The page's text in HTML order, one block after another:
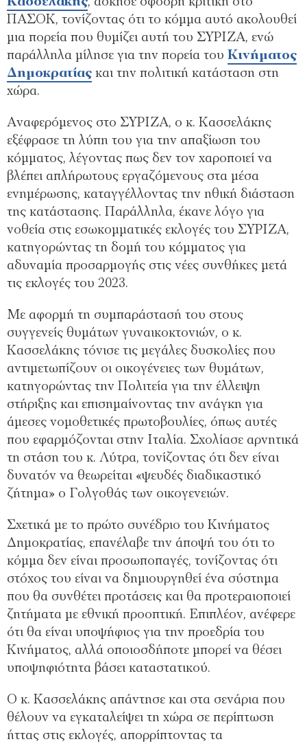
ΠΑΣΟΚ, τονίζοντας ότι το κόμμα αυτό ακολουθεί
μια πορεία που θυμίζει αυτή του ΣΥΡΙΖΑ, ενώ
παράλληλα μίλησε για την πορεία του Κινήματος
Δημοκρατίας και την πολιτική κατάσταση στη
χώρα.
Αναφερόμενος στο ΣΥΡΙΖΑ, ο κ. Κασσελάκης
εξέφρασε τη λύπη του για την απαξίωση του
κόμματος, λέγοντας πως δεν τον χαροποιεί να
βλέπει απλήρωτους εργαζόμενους στα μέσα
ενημέρωσης, καταγγέλλοντας την ηθική διάσταση
της κατάστασης. Παράλληλα, έκανε λόγο για
νοθεία στις εσωκομματικές εκλογές του ΣΥΡΙΖΑ,
κατηγορώντας τη δομή του κόμματος για
αδυναμία προσαρμογής στις νέες συνθήκες μετά
τις εκλογές του 2023.
Με αφορμή τη συμπαράστασή του στους
συγγενείς θυμάτων γυναικοκτονιών, ο κ.
Κασσελάκης τόνισε τις μεγάλες δυσκολίες που
αντιμετωπίζουν οι οικογένειες των θυμάτων,
κατηγορώντας την Πολιτεία για την έλλειψη
στήριξης και επισημαίνοντας την ανάγκη για
άμεσες νομοθετικές πρωτοβουλίες, όπως αυτές
που εφαρμόζονται στην Ιταλία. Σχολίασε αρνητικά
τη στάση του κ. Λύτρα, τονίζοντας ότι δεν είναι
δυνατόν να θεωρείται «ψευδές διαδικαστικό
ζήτημα» ο Γολγοθάς των οικογενειών.
Σχετικά με το πρώτο συνέδριο του Κινήματος
Δημοκρατίας, επανέλαβε την άποψή του ότι το
κόμμα δεν είναι προσωποπαγές, τονίζοντας ότι
στόχος του είναι να δημιουργηθεί ένα σύστημα
που θα συνθέτει προτάσεις και θα προτεραιοποιεί
ζητήματα με εθνική προοπτική. Επιπλέον, ανέφερε
ότι θα είναι υποψήφιος για την προεδρία του
Κινήματος, αλλά οποιοσδήποτε μπορεί να θέσει
υποψηφιότητα βάσει καταστατικού.
Ο κ. Κασσελάκης απάντησε και στα σενάρια που
θέλουν να εγκαταλείψει τη χώρα σε περίπτωση
ήττας στις εκλογές, απορρίπτοντας τα